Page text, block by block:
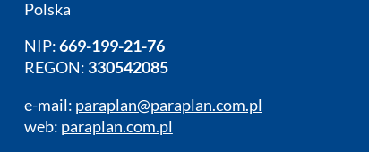
Polska
NIP:669-199-21-76
REGON: 330542085
e-mail: paraplan@paraplan.com.pl
web: paraplan.com.pl